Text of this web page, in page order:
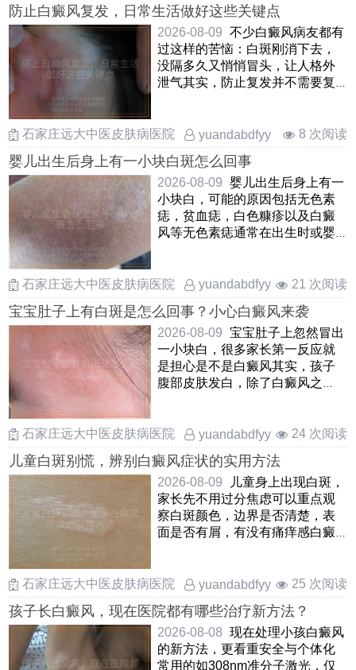
防止白癜风复发，日常生活做好这些关键点
2026-08-09 不少白癜风病友都有
过这样的苦恼：白斑刚消下去，
没隔多久又悄悄冒头，让人格外
泄气其实，防止复发并不需要复
石家庄远大中医皮肤病医院
yuandabdfyy 8 次阅读
婴儿出生后身上有一小块白斑怎么回事
2026-08-09 婴儿出生后身上有一
小块白，可能的原因包括无色素
痣，贫血痣，白色糠疹以及白癜
风等无色素痣通常在出生时或婴
石家庄远大中医皮肤病医院
yuandabdfyy 21 次阅读
宝宝肚子上有白斑是怎么回事？小心白癜风来袭
2026-08-09 宝宝肚子上忽然冒出
一小块白，很多家长第一反应就
是担心是不是白癜风其实，孩子
腹部皮肤发白，除了白癜风之
石家庄远大中医皮肤病医院
yuandabdfyy 24 次阅读
儿童白斑别慌，辨别白癜风症状的实用方法
2026-08-09
儿童身上出现白斑，
家长先不用过分焦虑可以重点观
察白斑颜色，边界是否清楚，表
面是否有屑，有没有痛痒感白癜
石家庄远大中医皮肤病医院
yuandabdfyy 25 次阅读
孩子长白癜风，现在医院都有哪些治疗新方法？
2026-08-08 现在处理小孩白癜风
的新方法，更看重安全与个体化
常用的如308nm准分子激光，仅